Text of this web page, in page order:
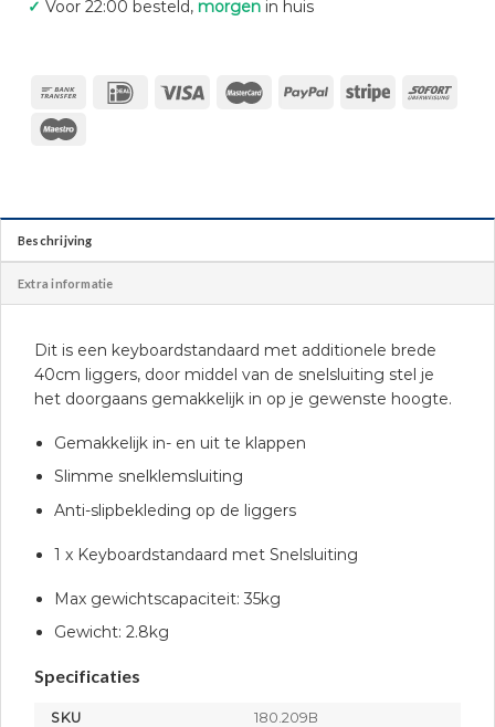
✓ Voor 22:00 besteld, morgenin huis
Beschrijving
Extra informatie
Dit is een keyboardstandaard met additionele brede
40cm liggers, door middel van de snelsluiting stel je
het doorgaans gemakkelijk in op je gewenste hoogte.
Gemakkelijk in- en uit te klappen
Slimme snelklemsluiting
Anti-slipbekleding op de liggers
1 x Keyboardstandaard met Snelsluiting
Max gewichtscapaciteit: 35kg
Gewicht: 2.8kg
Specificaties
SKU
180.209B